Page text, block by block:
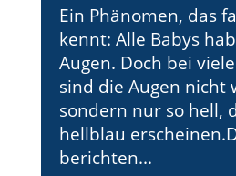
Ein Phänomen, das
kennt: Alle Babys
Augen. Doch bei
sind die Augen nicht
sondern nur so hell,
hellblau
berichten...